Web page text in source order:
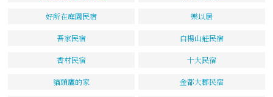
好所在庭園民宿 樂以居
吾家民宿 白楊山莊民宿
香村民宿 十大民宿
貓頭鷹的家 金都大郡民宿